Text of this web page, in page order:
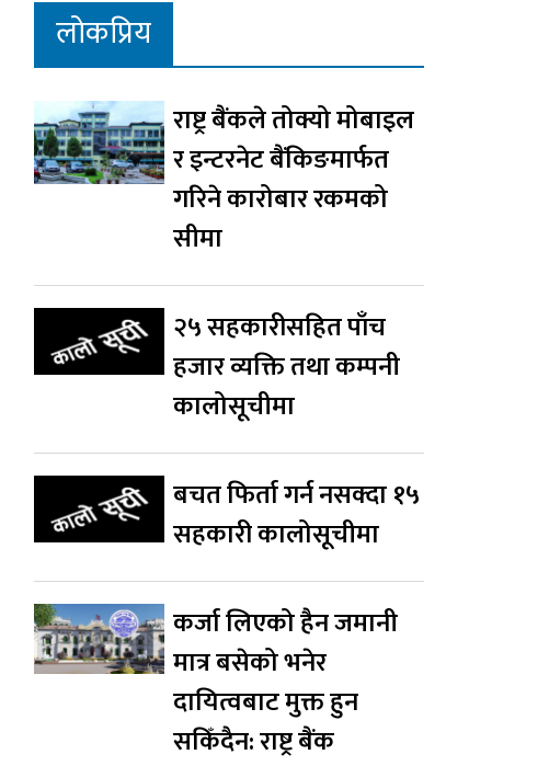
लोकप्रिय
राष्ट्र बैंकले तोक्यो मोबाइल
र इन्टरनेट बैंकिङमार्फत
गरिने कारोबार रकमको
सीमा
२५ सहकारीसहित पाँच
हजार व्यक्ति तथा कम्पनी
कालोसूचीमा
बचत फिर्ता गर्न नसक्दा १५
सहकारी कालोसूचीमा
कर्जा लिएको हैन जमानी
मात्र बसेको भनेर
दायित्वबाट मुक्त हुन
सकिँदैन: राष्ट्र बैंक